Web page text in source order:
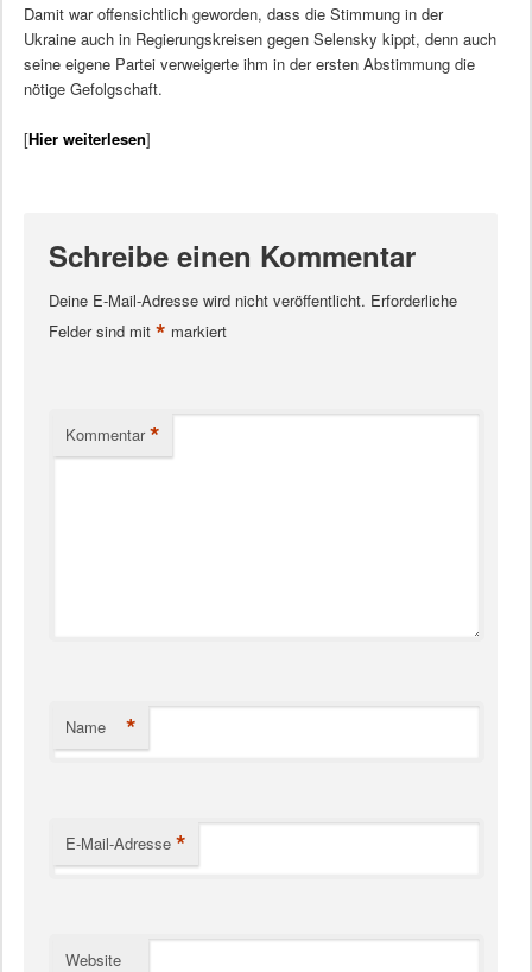
Damit war offensichtlich geworden, dass die Stimmung in der
Ukraine auch in Regierungskreisen gegen Selensky kippt, denn auch
seine eigene Partei verweigerte ihm in der ersten Abstimmung die
nötige Gefolgschaft.
[Hier weiterlesen]
Schreibe einen Kommentar
Deine E-Mail-Adresse wird nicht veröffentlicht. Erforderliche
Felder sind mit * markiert
Kommentar *
Name *
E-Mail-Adresse *
Website